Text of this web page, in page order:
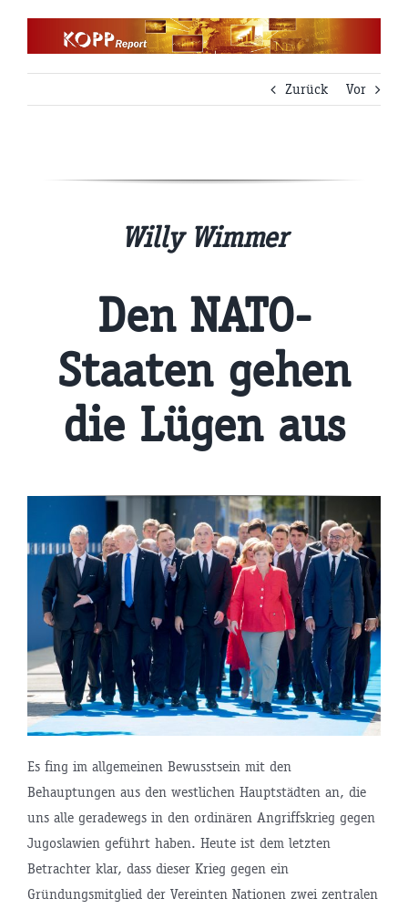
Zurück
Vor
Willy Wimmer
Den NATO-
Staaten gehen
die Lügen aus
Es fing im allgemeinen Bewusstsein mit den
Behauptungen aus den westlichen Hauptstädten an, die
uns alle geradewegs in den ordinären Angriffskrieg gegen
Jugoslawien geführt haben. Heute ist dem letzten
Betrachter klar, dass dieser Krieg gegen ein
Gründungsmitglied der Vereinten Nationen zwei zentralen